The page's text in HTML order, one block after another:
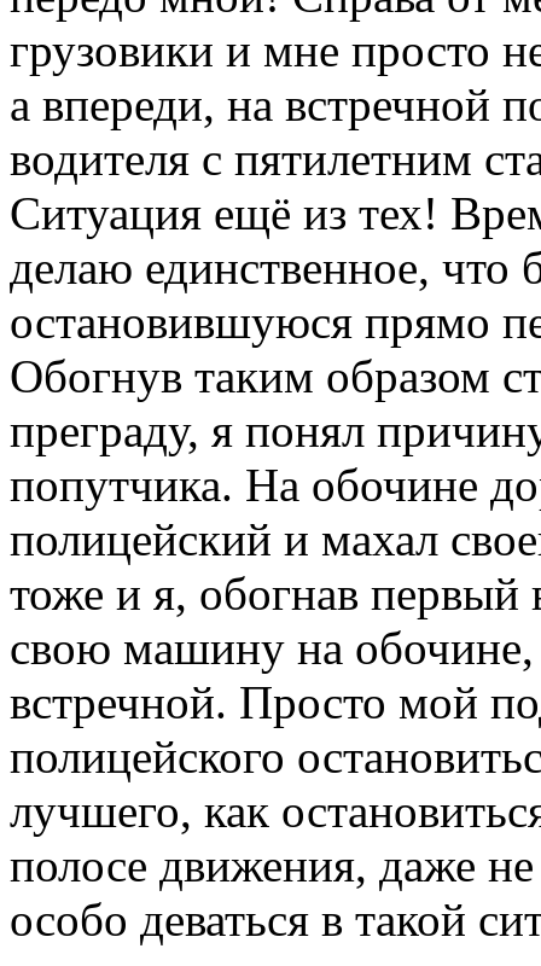
грузовики и мне просто
а впереди, на встречной
водителя с пятилетним
Ситуация ещё из тех!
делаю единственное,
остановившуюся прямо
Обогнув таким образом
преграду, я понял
попутчика. На обочине
полицейский и махал
тоже и я, обогнав первый
свою машину на обочине,
встречной. Просто мой
полицейского
лучшего, как
полосе движения, даже
особо деваться в такой